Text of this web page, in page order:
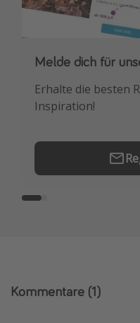
Melde dich für
Erhalte die besten
Inspiration!
Downloade
Buche die besten
Erstes.
Kommentare (1)